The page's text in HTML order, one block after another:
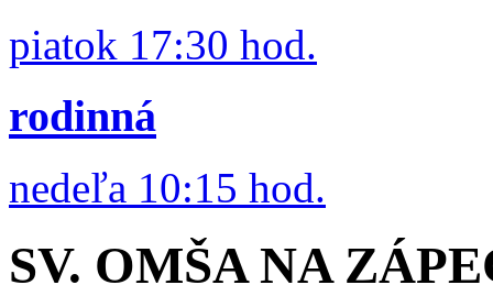
piatok 17:30 hod.
rodinná
nedeľa 10:15 hod.
SV. OMŠA NA